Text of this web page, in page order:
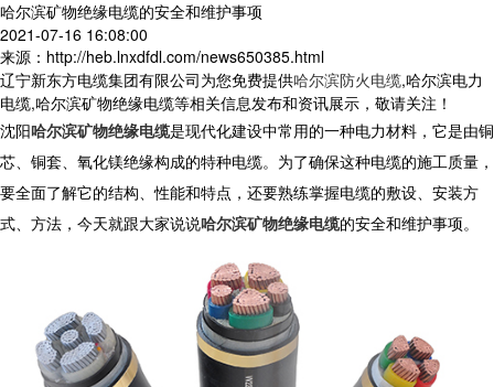
哈尔滨矿物绝缘电缆的安全和维护事项
2021-07-16 16:08:00
来源：http://heb.lnxdfdl.com/news650385.html
辽宁新东方电缆集团有限公司为您免费提供哈尔滨防火电缆,哈尔滨电力
电缆,哈尔滨矿物绝缘电缆等相关信息发布和资讯展示，敬请关注！
沈阳哈尔滨矿物绝缘电缆是现代化建设中常用的一种电力材料，它是由铜
芯、铜套、氧化镁绝缘构成的特种电缆。为了确保这种电缆的施工质量，
要全面了解它的结构、性能和特点，还要熟练掌握电缆的敷设、安装方
式、方法，今天就跟大家说说哈尔滨矿物绝缘电缆的安全和维护事项。